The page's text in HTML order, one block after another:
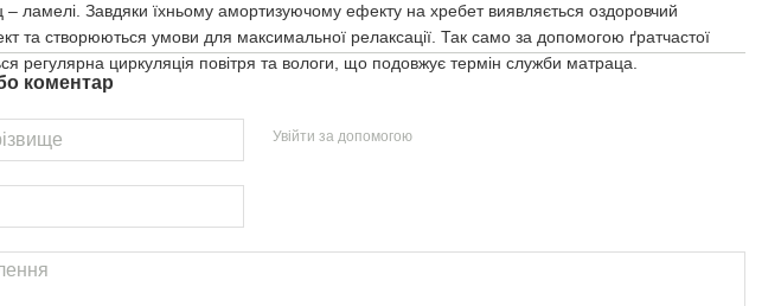
ламелі. Завдяки їхньому амортизуючому ефекту на хребет виявляється оздоровчий
та створюються умови для максимальної релаксації. Так само за допомогою ґратчастої
регулярна циркуляція повітря та вологи, що подовжує термін служби матраца.
коментар
Увійти за допомогою